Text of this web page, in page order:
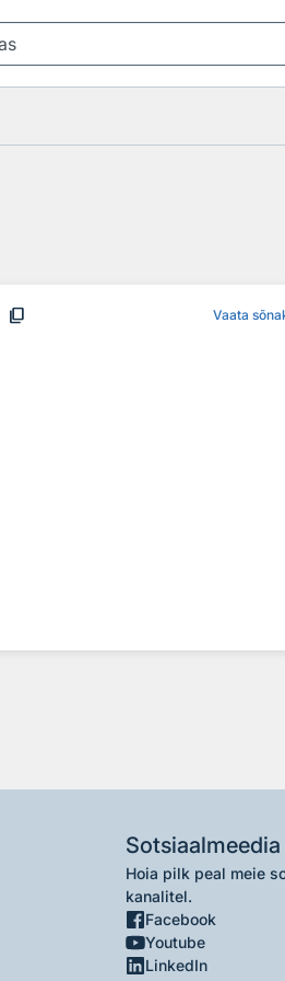
content_copy Vaata
Sotsiaalmeedia
Hoia pilk peal meie
kanalitel.
Facebook
Youtube
LinkedIn